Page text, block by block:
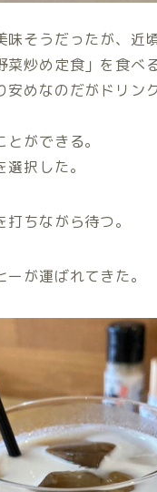
味そうだったが、近
菜炒め定食」を食べ
安めなのだがドリン
ができる。
択した。
ちながら待つ。
が運ばれてきた。